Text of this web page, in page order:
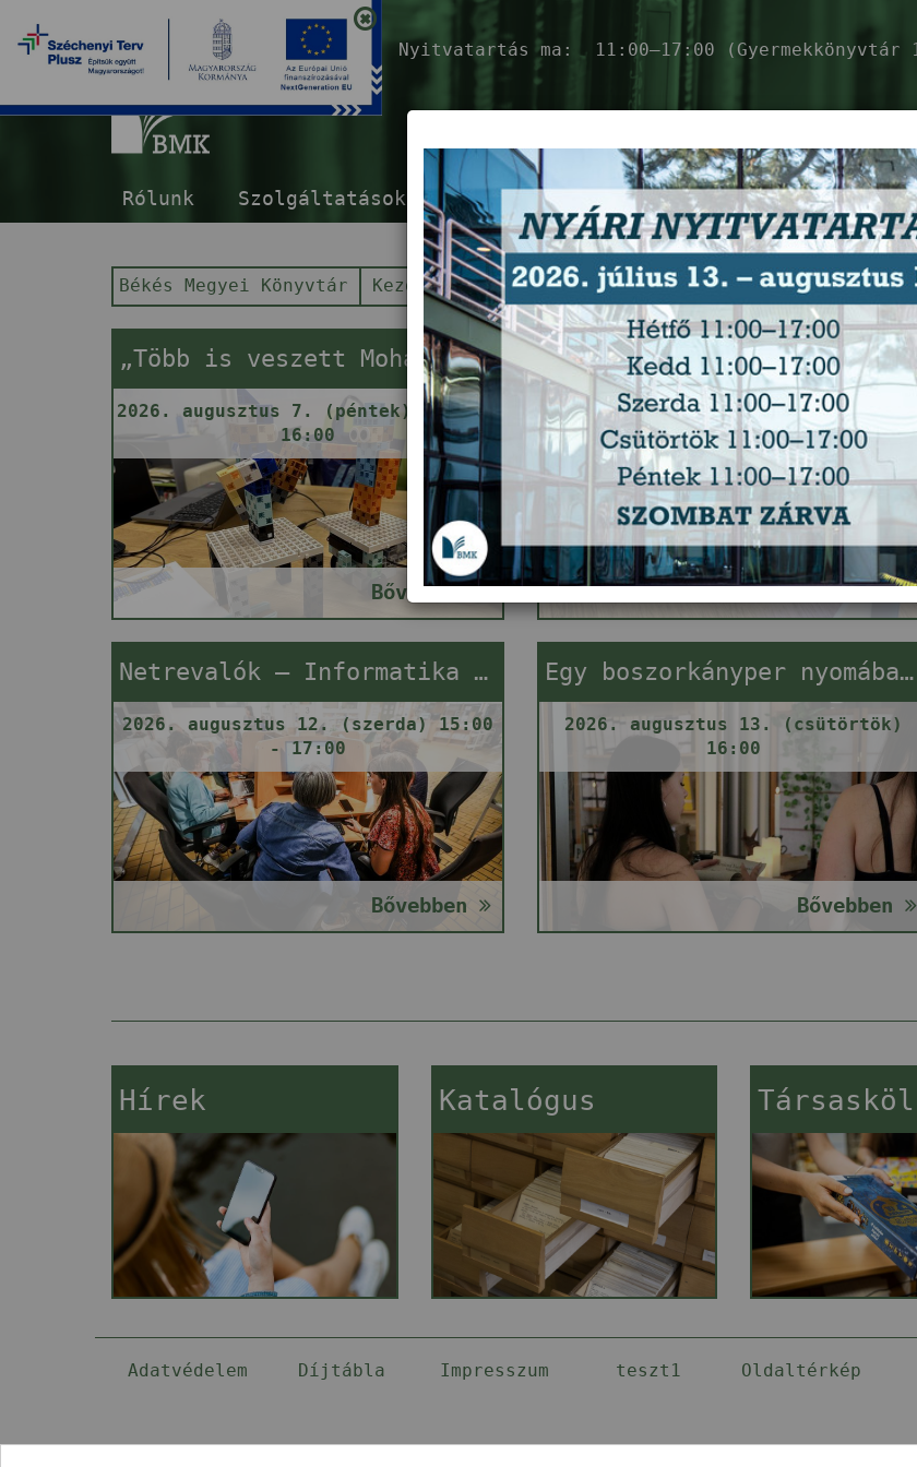
Nyitvatartás ma: 11:00–17:00
Békés Megyei
Rólunk Szolgáltatások E-szolgáltatások Események Ajánló
Békés Megyei Könyvtár Kezdőlap
„Több is veszett Mohácsnál!" – Robotika-foglalkozás
2026. augusztus 7. (péntek) 13:30 -
16:00
Bővebben
Sphero Robot – Gondolkodj gömbben!
2026. augusztus 11. (kedd) 14:00 -
16:00
Bővebben
Netrevalók – Informatika segítségnyújtás
2026. augusztus 12. (szerda) 15:00
- 17:00
Bővebben
Egy boszorkányper nyomában (szabadulós játék)
2026. augusztus 13. (csütörtök)
16:00
Bővebben
Hírek Katalógus
Adatvédelem Díjtábla Impresszum teszt1 Oldaltérkép